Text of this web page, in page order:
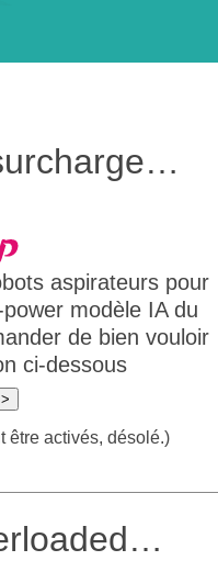
aspirateurs pour
modèle IA du
de bien vouloir
ci-dessous
être activés, désolé.)